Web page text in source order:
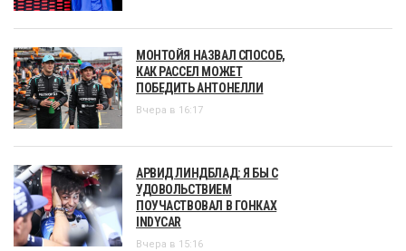
МОНТОЙЯ НАЗВАЛ СПОСОБ,
КАК РАССЕЛ МОЖЕТ
ПОБЕДИТЬ АНТОНЕЛЛИ
Вчера в 16:17
АРВИД ЛИНДБЛАД: Я БЫ С
УДОВОЛЬСТВИЕМ
ПОУЧАСТВОВАЛ В ГОНКАХ
INDYCAR
Вчера в 15:16